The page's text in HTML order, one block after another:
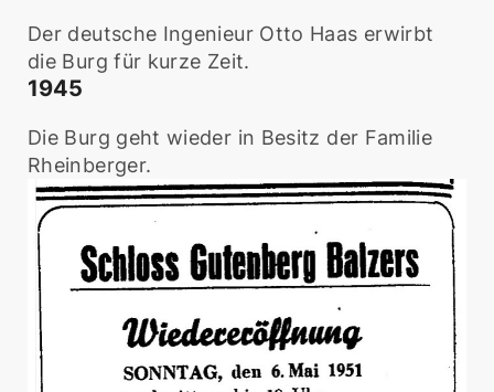
Der deutsche Ingenieur Otto Haas erwirbt
die Burg für kurze Zeit.
1945
Die Burg geht wieder in Besitz der Familie
Rheinberger.